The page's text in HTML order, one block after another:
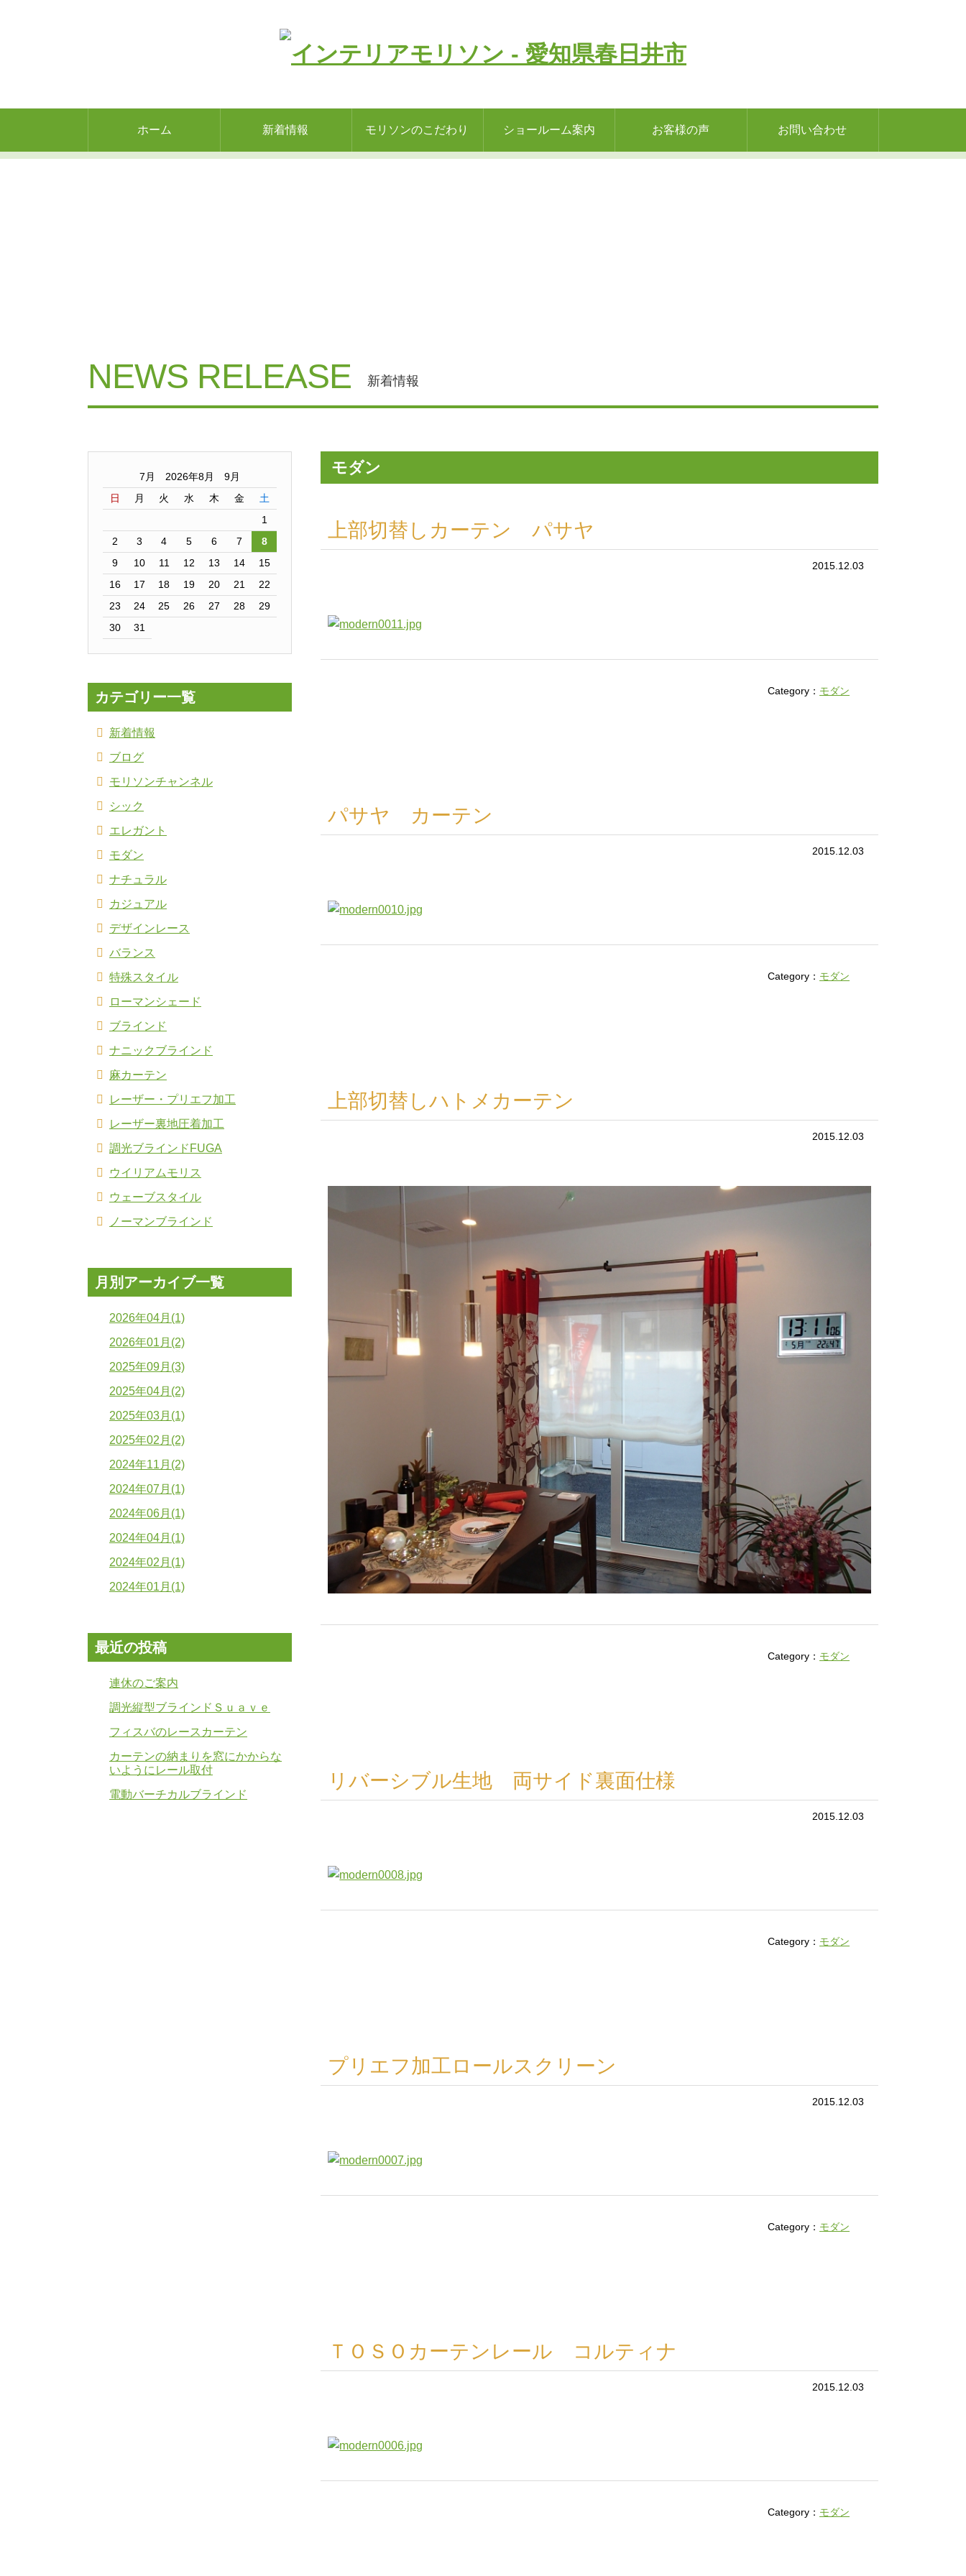
ホーム 新着情報 モリソンのこだわり ショールーム案内 お客様の声 お問い合わせ
NEWS RELEASE 新着情報
モダン
上部切替しカーテン パサヤ
2015.12.03
Category： モダン
パサヤ カーテン
2015.12.03
Category： モダン
上部切替しハトメカーテン
2015.12.03
Category： モダン
リバーシブル生地 両サイド裏面仕様
2015.12.03
Category： モダン
プリエフ加工ロールスクリーン
2015.12.03
Category： モダン
ＴＯＳＯカーテンレール コルティナ
2015.12.03
Category： モダン
7月 2026年8月 9月
日
月 火 水 木 金
土
1
2
3 4 5 6 7
8
9
10 11 12 13 14
15
16
17 18 19 20 21
22
23
24 25 26 27 28
29
30
31
カテゴリー一覧
新着情報
ブログ
モリソンチャンネル
シック
エレガント
モダン
ナチュラル
カジュアル
デザインレース
バランス
特殊スタイル
ローマンシェード
ブラインド
ナニックブラインド
麻カーテン
レーザー・プリエフ加工
レーザー裏地圧着加工
調光ブラインドFUGA
ウイリアムモリス
ウェーブスタイル
ノーマンブラインド
月別アーカイブ一覧
2026年04月(1)
2026年01月(2)
2025年09月(3)
2025年04月(2)
2025年03月(1)
2025年02月(2)
2024年11月(2)
2024年07月(1)
2024年06月(1)
2024年04月(1)
2024年02月(1)
2024年01月(1)
最近の投稿
連休のご案内
調光縦型ブラインドＳｕａｖｅ
フィスバのレースカーテン
カーテンの納まりを窓にかからな
いようにレール取付
電動バーチカルブラインド